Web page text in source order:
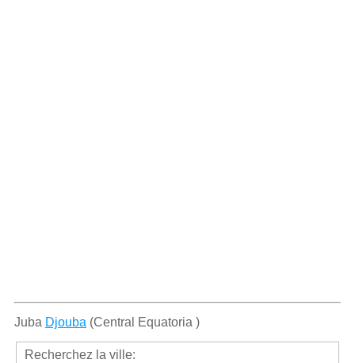
Juba Djouba (Central Equatoria )
Recherchez la ville: